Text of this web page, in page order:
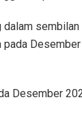
Desember